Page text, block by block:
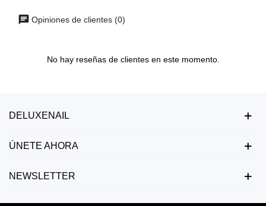
Opiniones de clientes (0)
No hay reseñas de clientes en este momento.
DELUXENAIL
ÚNETE AHORA
NEWSLETTER